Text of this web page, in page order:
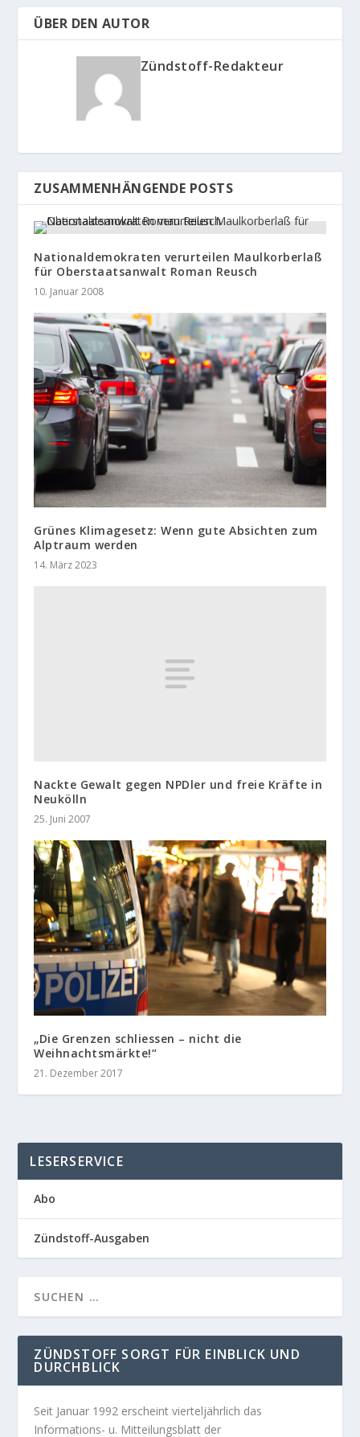
ÜBER DEN AUTOR
Zündstoff-Redakteur
ZUSAMMENHÄNGENDE POSTS
Nationaldemokraten verurteilen Maulkorberlaß
für Oberstaatsanwalt Roman Reusch
10. Januar 2008
Grünes Klimagesetz: Wenn gute Absichten zum
Alptraum werden
14. März 2023
Nackte Gewalt gegen NPDler und freie Kräfte in
Neukölln
25. Juni 2007
„Die Grenzen schliessen – nicht die
Weihnachtsmärkte!“
21. Dezember 2017
LESERSERVICE
Abo
Zündstoff-Ausgaben
ZÜNDSTOFF SORGT FÜR EINBLICK UND
DURCHBLICK
Seit Januar 1992 erscheint vierteljährlich das
Informations- u. Mitteilungsblatt der